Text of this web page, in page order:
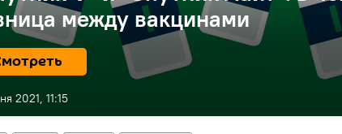
между вакцинами
2021, 11:15